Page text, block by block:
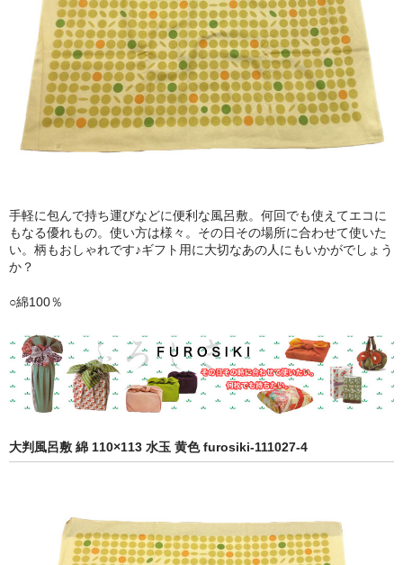
手軽に包んで持ち運びなどに便利な風呂敷。何回でも使えてエコに
もなる優れもの。使い方は様々。その日その場所に合わせて使いた
い。柄もおしゃれです♪ギフト用に大切なあの人にもいかがでしょう
か？
○綿100％
大判風呂敷 綿 110×113 水玉 黄色 furosiki-111027-4